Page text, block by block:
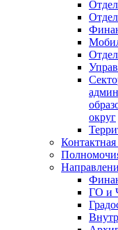
округ
ГО и